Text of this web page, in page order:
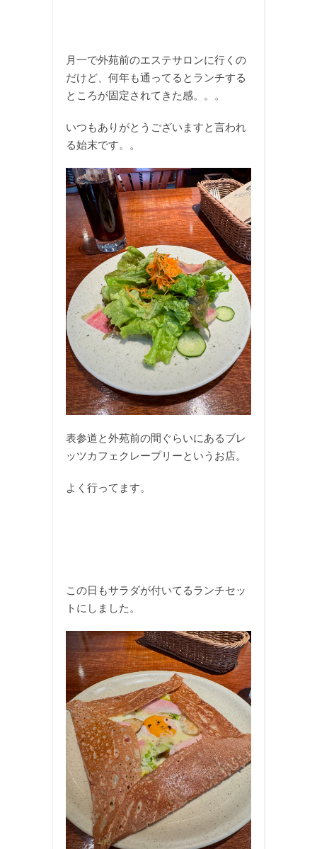
月一で外苑前のエステサロンに行くの
だけど、何年も通ってるとランチする
ところが固定されてきた感。。。
いつもありがとうございますと言われ
る始末です。。
表参道と外苑前の間ぐらいにあるブレ
ッツカフェクレープリーというお店。
よく行ってます。
この日もサラダが付いてるランチセッ
トにしました。